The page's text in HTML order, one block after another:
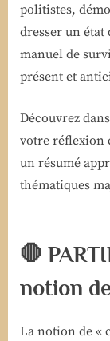
politistes,
dresser un
manuel de
présent et
Découvrez
votre réflexion
un résumé
thématiques
🛑
notion
La notion de «